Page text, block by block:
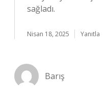
sağladı.
Nisan 18, 2025 Yanıtla
Barış